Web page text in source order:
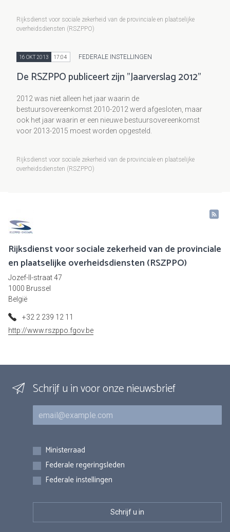
Rijksdienst voor sociale zekerheid van de provinciale en plaatselijke
overheidsdiensten (RSZPPO)
16 OKT 2013 17:04 FEDERALE INSTELLINGEN
De RSZPPO publiceert zijn "Jaarverslag 2012"
2012 was niet alleen het jaar waarin de
bestuursovereenkomst 2010-2012 werd afgesloten, maar
ook het jaar waarin er een nieuwe bestuursovereenkomst
voor 2013-2015 moest worden opgesteld.
Rijksdienst voor sociale zekerheid van de provinciale en plaatselijke
overheidsdiensten (RSZPPO)
Rijksdienst voor sociale zekerheid van de provinciale
en plaatselijke overheidsdiensten (RSZPPO)
Jozef-II-straat 47
1000 Brussel
België
+32 2 239 12 11
http://www.rszppo.fgov.be
Schrijf u in voor onze nieuwsbrief
E-mail
Inschrijvingen
Ministerraad
Federale regeringsleden
Federale instellingen